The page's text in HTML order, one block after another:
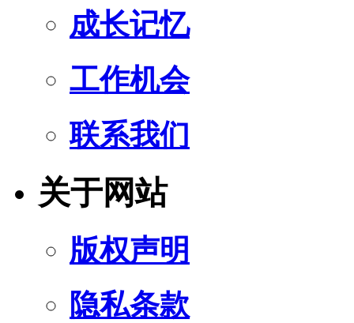
成长记忆
工作机会
联系我们
关于网站
版权声明
隐私条款